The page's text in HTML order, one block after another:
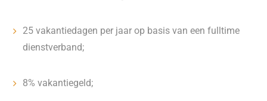
25 vakantiedagen per jaar op basis van een fulltime
dienstverband;
8% vakantiegeld;